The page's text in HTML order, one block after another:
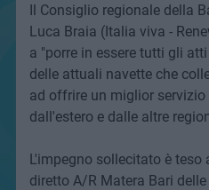
Il Consiglio regionale della
Luca Braia (Italia viva -
a "porre in essere tutti gli
delle attuali navette che
ad offrire un miglior
dall'estero e dalle altre
L'impegno sollecitato è
diretto A/R Matera Bari